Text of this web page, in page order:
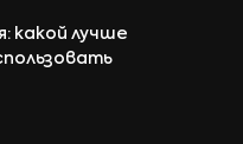
какой лучше